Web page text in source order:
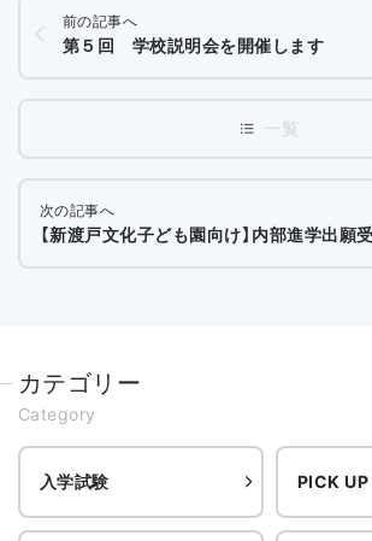
前の記事へ
第５回 学校説明会を開催します
次の記事へ
【新渡戸文化子ども園向け】内部進学出願受付
カテゴリー
Category
入学試験 PICK UP